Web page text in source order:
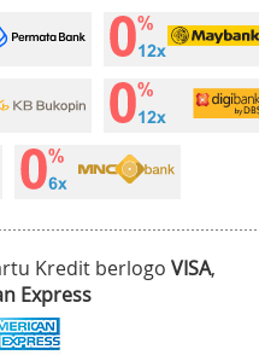
Kredit berlogo VISA,
Express